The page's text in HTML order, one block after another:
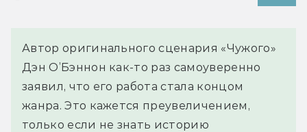
Автор оригинального сценария «Чужого»
Дэн О’Бэннон как-то раз самоуверенно
заявил, что его работа стала концом
жанра. Это кажется преувеличением,
только если не знать историю